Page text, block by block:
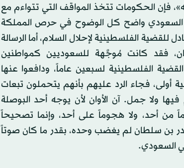
فإن الحكومات تتخذ المواقف التي تتواءم مع
السعودي واضح كل الوضوح في حرص المملكة
للقضية الفلسطينية لإحلال السلام، أما الرسالة
فقد كانت مُوجَّهة للسعوديين كمواطنين
الفلسطينية لسبعين عاماً، ودافعوا عنها
أولى، فجاء الرد عليهم بأنهم يتحملون تبعات
ولا جمل. آن الأوان لأن يوجه أحد البوصلة
من أحد، ولا هجوماً على أحد، وإنما تصحيحاً
بن سلطان لم يغضب وحده، بقدر ما كان صوتاً
السعودي.